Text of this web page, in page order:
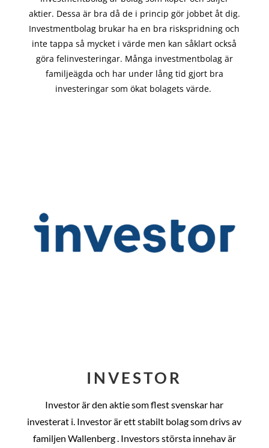
aktier. Dessa är bra då de i princip görjobbet åt dig.
Investmentbolag brukar ha en bra riskspridning och
inte tappa så mycket i värde men kan såklart också
göra felinvesteringar. Många investmentbolag är
familjeägda och har under lång tid gjort bra
investeringar som ökat bolagets värde.
INVESTOR
Investor är den aktie som flest svenskar har
investerat i. Investor är ett stabilt bolag som drivs av
familjen Wallenberg . Investors största innehav är